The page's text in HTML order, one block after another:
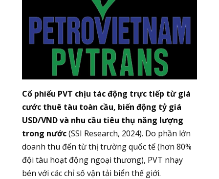
Cổ phiếu PVT chịu tác động trực tiếp từ giá
cước thuê tàu toàn cầu, biến động tỷ giá
USD/VND và nhu cầu tiêu thụ năng lượng
trong nước(SSI Research, 2024). Do phần lớn
doanh thu đến từ thị trường quốc tế (hơn 80%
đội tàu hoạt động ngoại thương), PVT nhạy
bén với các chỉ số vận tải biển thế giới.